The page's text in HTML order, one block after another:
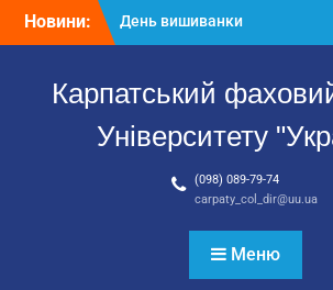
Новини:
День вишиванки
Всеукраїнська
практична конференція
«Освіта і наука України в
умовах воєнного стану:
перспективи»
Випускова атестація
студентів спеціальності
Карпатський
Університету
(098) 089-79-74
carpaty_col_dir@uu.ua
Меню